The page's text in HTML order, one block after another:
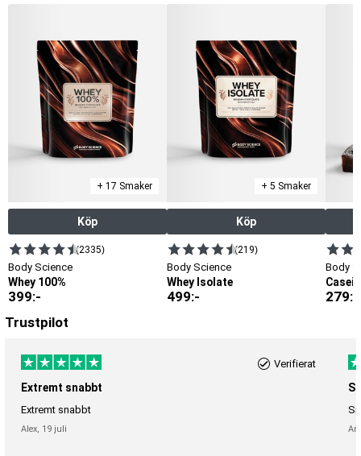
+ 17 Smaker
Köp
(2335)
Body Science
Whey 100%
399:-
+ 5 Smaker
Köp
(219)
Body Science
Whey Isolate
499:-
Body
Casein
279:-
Trustpilot
Verifierat
Extremt snabbt
Extremt snabbt
Alex, 19 juli